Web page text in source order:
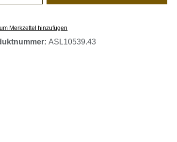
Merkzettel hinzufügen
ASL10539.43